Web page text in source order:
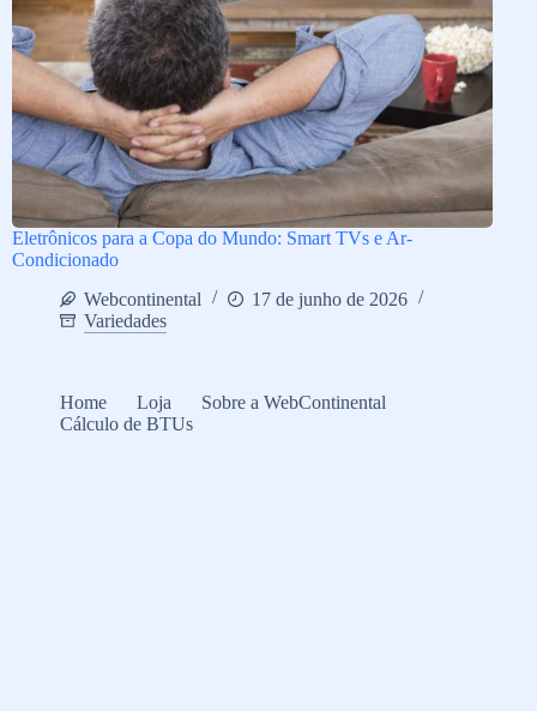
Eletrônicos para a Copa do Mundo: Smart TVs e Ar-
Condicionado
Webcontinental
17 de junho de 2026
Variedades
Home Loja
Sobre a WebContinental
Cálculo de BTUs